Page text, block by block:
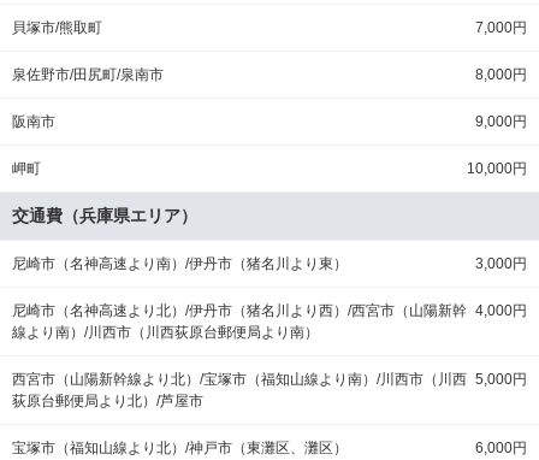
貝塚市/熊取町 7,000円
泉佐野市/田尻町/泉南市 8,000円
阪南市 9,000円
岬町 10,000円
交通費（兵庫県エリア）
尼崎市（名神高速より南）/伊丹市（猪名川より東） 3,000円
尼崎市（名神高速より北）/伊丹市（猪名川より西）/西宮市（山陽新幹
線より南）/川西市（川西荻原台郵便局より南）
4,000円
西宮市（山陽新幹線より北）/宝塚市（福知山線より南）/川西市（川西
荻原台郵便局より北）/芦屋市
5,000円
宝塚市（福知山線より北）/神戸市（東灘区、灘区） 6,000円